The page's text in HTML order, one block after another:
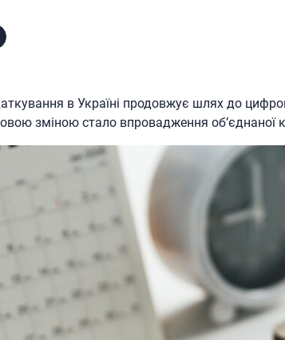
в Україні продовжує шлях до
зміною стало впровадження об’єднаної